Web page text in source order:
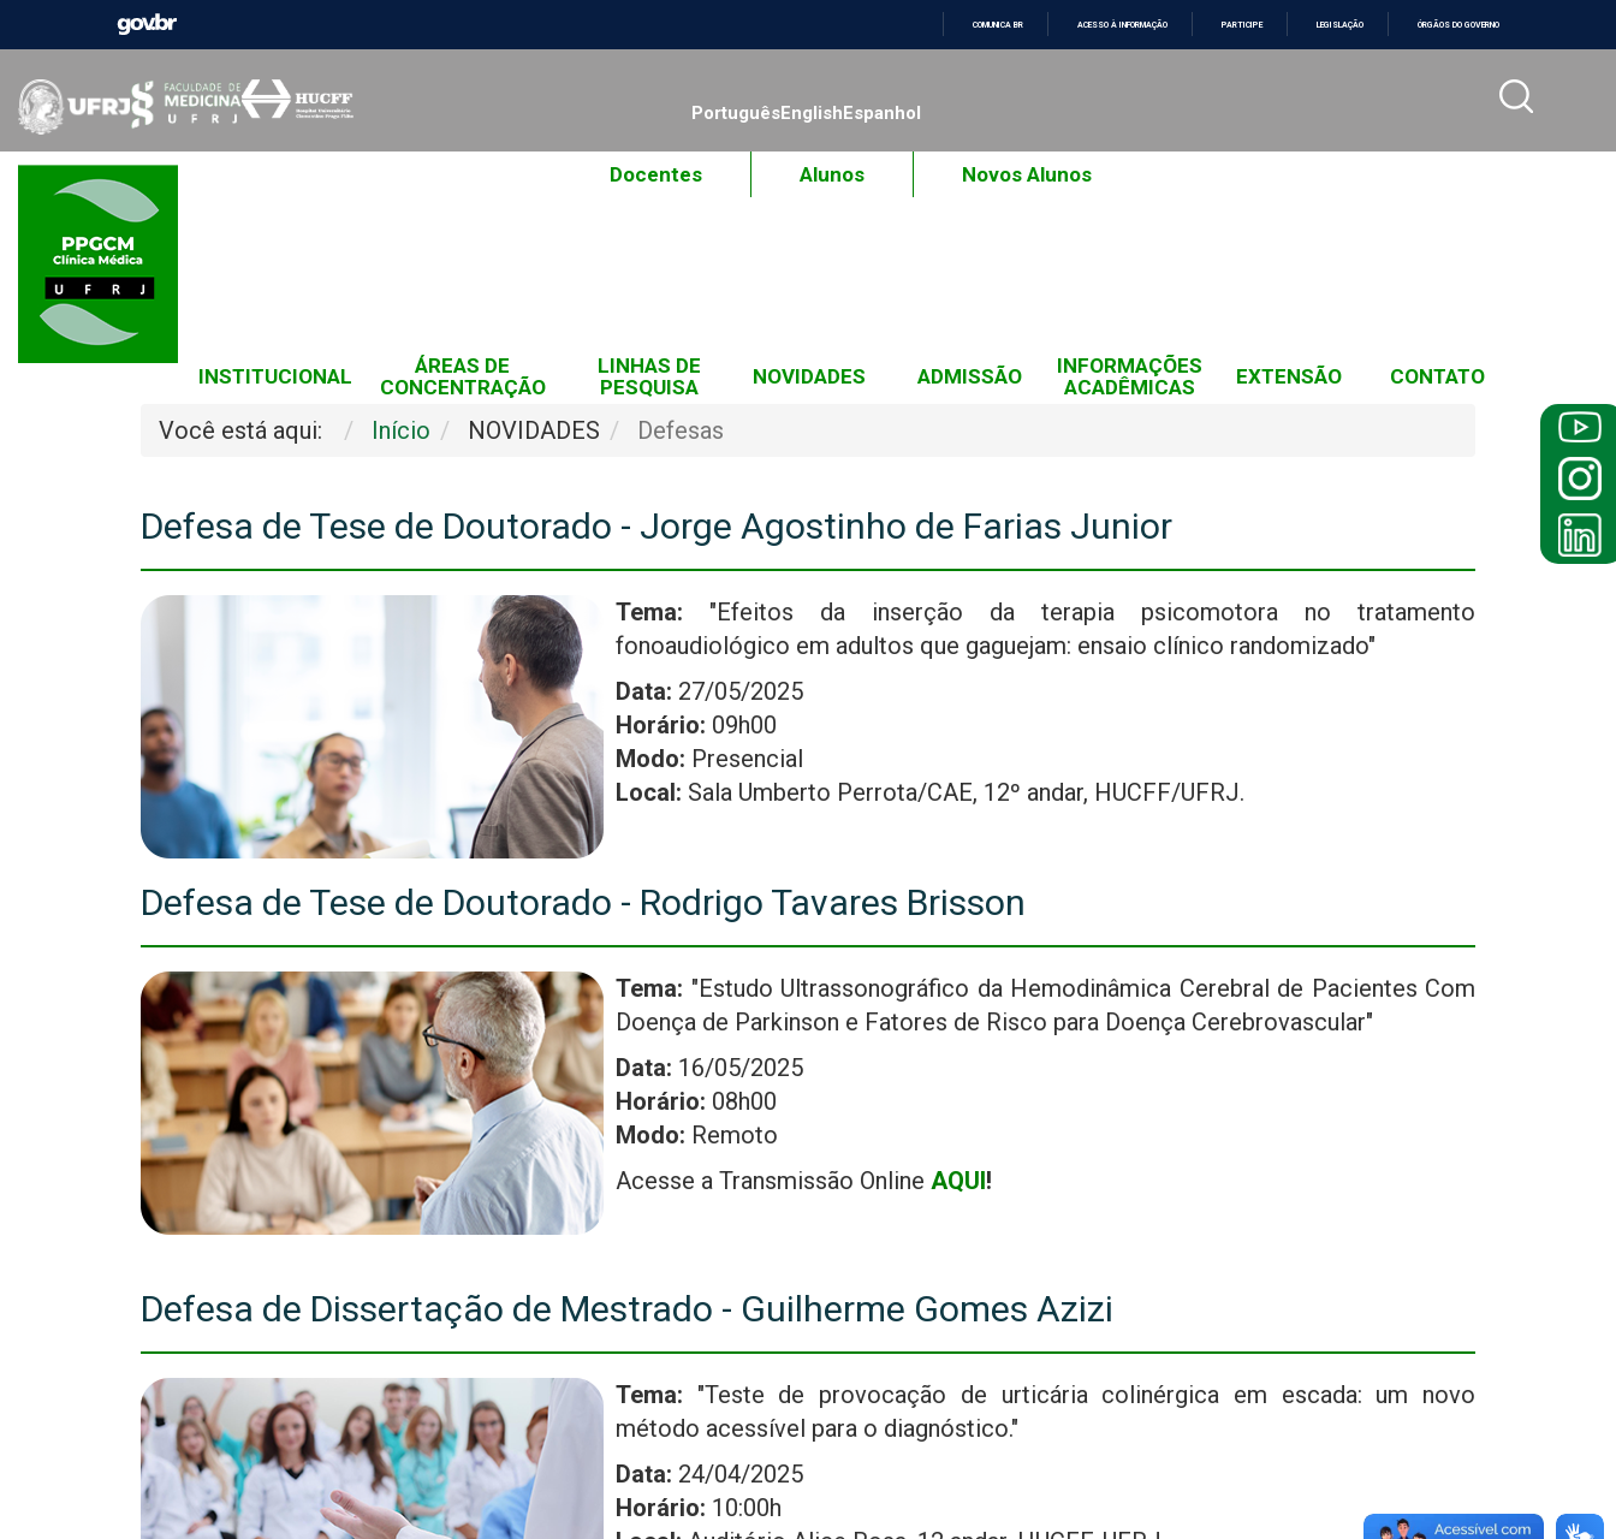
CONTEÚDO
COMUNICA BR ACESSO À INFORMAÇÃO PARTICIPE LEGISLAÇÃO ÓRGÃOS DO GOVERNO
PortuguêsEnglishEspanhol
Docentes Alunos Novos Alunos
INSTITUCIONAL
ÁREAS DE
CONCENTRAÇÃO
LINHAS DE
PESQUISA
NOVIDADES ADMISSÃO
INFORMAÇÕES
ACADÊMICAS
EXTENSÃO CONTATO
Você está aqui: Início NOVIDADES Defesas
Defesa de Tese de Doutorado - Jorge Agostinho de Farias Junior
Tema: "Efeitos da inserção da terapia psicomotora no tratamento
fonoaudiológico em adultos que gaguejam: ensaio clínico randomizado"
Data: 27/05/2025
Horário: 09h00
Modo: Presencial
Local: Sala Umberto Perrota/CAE, 12º andar, HUCFF/UFRJ.
Defesa de Tese de Doutorado - Rodrigo Tavares Brisson
Tema: "Estudo Ultrassonográfico da Hemodinâmica Cerebral de Pacientes Com
Doença de Parkinson e Fatores de Risco para Doença Cerebrovascular"
Data: 16/05/2025
Horário: 08h00
Modo: Remoto
Acesse a Transmissão Online AQUI!
Defesa de Dissertação de Mestrado - Guilherme Gomes Azizi
Tema: "Teste de provocação de urticária colinérgica em escada: um novo
método acessível para o diagnóstico."
Data: 24/04/2025
Horário: 10:00h